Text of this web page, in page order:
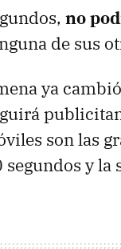
no
de sus
ya
son las
segundos y la